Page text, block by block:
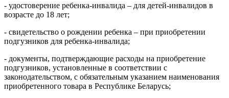
- удостоверение ребенка-инвалида – для детей-инвалидов в
возрасте до 18 лет;
- свидетельство о рождении ребенка – при приобретении
подгузников для ребенка-инвалида;
- документы, подтверждающие расходы на приобретение
подгузников, установленные в соответствии с
законодательством, с обязательным указанием наименования
приобретенного товара в Республике Беларусь;